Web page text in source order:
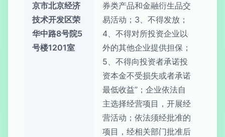
京市北京经济
技术开发区荣
华中路8号院5
号楼1201室
券类产品和金融衍生品交
易活动；3、不得发放；
4、不得对所投资企业以
外的其他企业提供担保；
5、不得向投资者承诺投
资本金不受损失或者承诺
最低收益”；企业依法自
主选择经营项目，开展经
营活动；依法须经批准的
项目，经相关部门批准后